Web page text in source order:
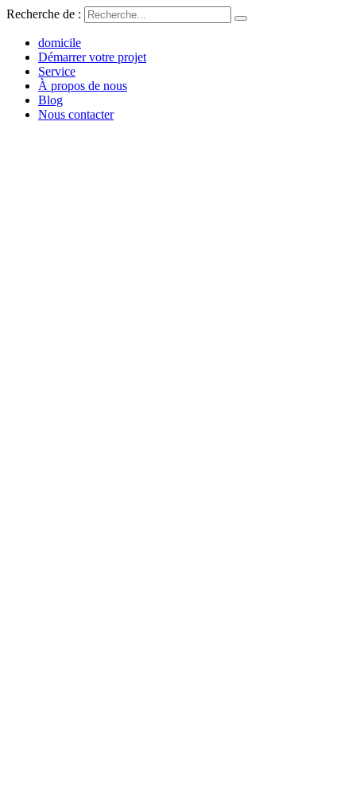
Recherche de :
domicile
Démarrer votre projet
Service
À propos de nous
Blog
Nous contacter